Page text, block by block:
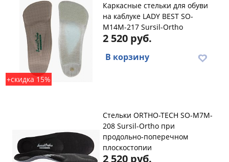
+скидка 15%
Каркасные стельки для обуви
на каблуке LADY BEST SO-
M14M-217 Sursil-Ortho
2 520 руб.
В корзину
Стельки ORTHO-TECH SO-M7M-
208 Sursil-Ortho при
продольно-поперечном
плоскостопии
2 520 руб.